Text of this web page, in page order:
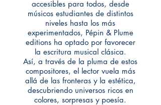
accesibles para todos, desde
músicos estudiantes de distintos
niveles hasta los más
experimentados, Pépin & Plume
editions ha optado por favorecer
la escritura musical clásica.
Así, a través de la pluma de estos
compositores, el lector vuela más
allá de las fronteras y la estética,
descubriendo universos ricos en
colores, sorpresas y poesía.